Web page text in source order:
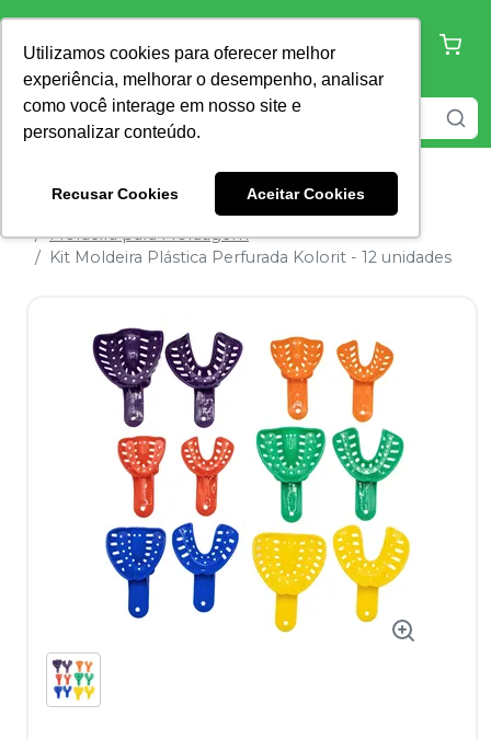
Utilizamos cookies para oferecer melhor
experiência, melhorar o desempenho, analisar
como você interage em nosso site e
personalizar conteúdo.
Recusar Cookies Aceitar Cookies
Moldagem e Modelo
Moldeira para Moldagem
Kit Moldeira Plástica Perfurada Kolorit - 12 unidades